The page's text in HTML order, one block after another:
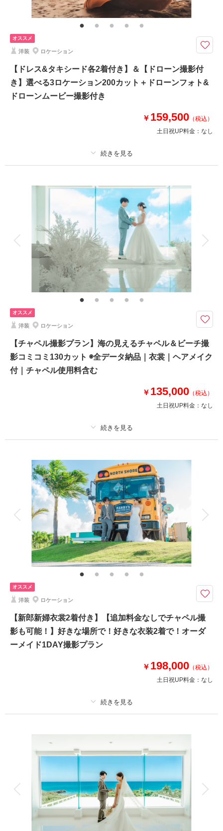
その他含むもの
ドレス(プレミアムドレス含む)／タキシード／ワイシャツ&タイ／靴／造花
ブーケ&ブートニア／アクセサリー小物／撮影アイテム(※持込OK)／写真ク
オリティ補正／撮影カットリクエスト／専任アテンド／雨天補償 ※ドレス
&タキシードのアップグレード等追加料金なし
◆撮影地：ビーチ＋ビーチ沿いのグリーン ◆所要時間：約4時間 ◆カッ
ト数：合計100カット 《ダウンロード形式で全データ納品》
《 プラン特典 》
⚫︎ドローン撮影オプション50％OFF
撮影日：
2026年3月17日
撮影場所：
宮古島 （沖縄）
相談予約する
来店・オンライン
撮影日の空き
を確認する
オススメ
洋装 ロケーション
【ドレス&タキシード各2着付き】＆【ドローン撮影付
き】選べる3ロケーション200カット＋ドローンフォト&
ドローンムービー撮影付き
￥ 159,500 （税込）
土日祝UP料金： なし
撮影料 新婦衣装2着 新郎衣装2着
ヘアメイク 小物一式
データ 200 カット 台紙付写真
衣装追加
家族と撮影 家族用衣装レンタル ペットと撮影
その他含むもの
ドレス(プレミアムドレス含む)｜タキシード｜ワイシャツ&タイ｜靴｜造花
ブーケ&ブートニア｜アクセサリー小物｜撮影アイテム(※持込OK)｜写真ク
オリティ補正｜撮影カットリクエスト｜専任アテンド｜雨天補償 ※ドレス
&タキシードのアップグレード等追加料金なし
◆撮影地：ビーチ/グリーン/おすすめスポット/サンセット から3つお選びく
ださい ◆所要時間：約6時間 ◆カット数：200カット
★プラン特典：新郎新婦様衣裳2着付き★
※サロンにある全ての衣裳から追加料金なしでお選びいただけます
⚫︎2着目：白ドレス・カラードレスのどちらでもお選びいただけます
このプランで撮影可能な撮影レポート
相談予約する
来店・オンライン
撮影日の空き
を確認する
オススメ
洋装 ロケーション
【チャペル撮影プラン】海の見えるチャペル＆ビーチ撮
影コミコミ130カット ◉全データ納品｜衣裳｜ヘアメイク
付｜チャペル使用料含む
￥ 135,000 （税込）
土日祝UP料金： なし
撮影料 新婦衣装1着
着付け ヘアメイク
アルバム データ 130 カット
衣装追加 会食
家族と撮影 家族用衣装レンタル ペットと撮影
その他含むもの
ドレス(プレミアムドレス含む)／タキシード／ワイシャツ&タイ／靴／造花
ブーケ&ブートニア／ベール／アクセサリー小物／撮影アイテム(※持ち込み
OK)／写真クオリティ補正／撮影カットリクエスト／専任アテンド ※ドレ
ス&タキシードのアップグレード等追加料金なし
◆撮影地：チャペル｜ビーチ ◆合計カット数：130カット ◆所要時間：
約5~6時間《ダウンロード形式で全データ納品確約！》
【プラン★POINT】
①どのドレス•タキシードを選んでも追加料金は不要！
└プレミアムドレス含む全衣装からフリーチョイス♬
└試着時間も確保しておりますのでご安心ください◎
このプランで撮影可能な撮影レポート
撮影場所：
相談予約する
来店・オンライン
撮影日の空き
を確認する
オススメ
洋装 ロケーション
【新郎新婦衣裳2着付き】【追加料金なしでチャペル撮
影も可能！】好きな場所で！好きな衣装2着で！オーダ
ーメイド1DAY撮影プラン
￥ 198,000 （税込）
土日祝UP料金： なし
着付け ヘアメイク 小物一式
衣装追加 会食 挙式
家族と撮影 家族用衣装レンタル ペットと撮影
その他含むもの